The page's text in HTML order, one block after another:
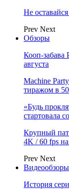
Не
Prev Next
Обзоры
Кооп-забава
августа
Machine
тиражом в
«Будь
стартовала
Крупный
4K / 60 fps
Prev Next
Видеообзоры
История